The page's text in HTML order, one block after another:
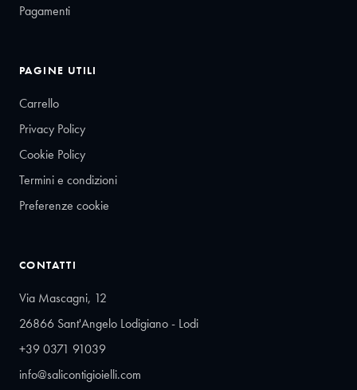
Pagamenti
PAGINE UTILI
Carrello
Privacy Policy
Cookie Policy
Termini e condizioni
Preferenze cookie
CONTATTI
Via Mascagni, 12
26866 Sant'Angelo Lodigiano - Lodi
+39 0371 91039
info@salicontigioielli.com